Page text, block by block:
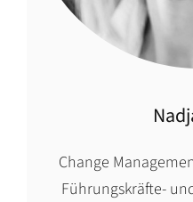
Change
Führungskräfte-